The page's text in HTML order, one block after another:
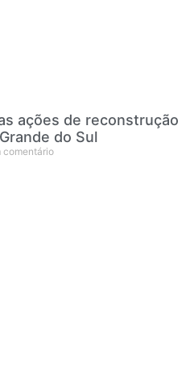
ações de reconstrução
do Sul
comentário